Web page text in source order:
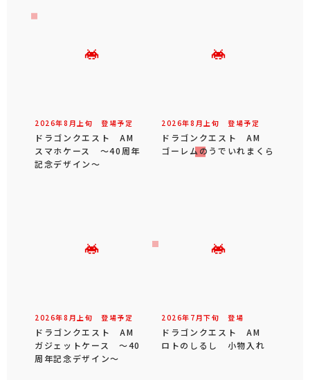
2026年8 月 上旬 登場予定
ドラゴンクエスト AM
スマホケース ～40周年
記念デザイン～
2026年8 月 上旬 登場予定
ドラゴンクエスト AM
ゴーレムのうでいれまくら
2026年8 月 上旬 登場予定
ドラゴンクエスト AM
ガジェットケース ～40
周年記念デザイン～
2026年 7 月下旬 登場
ドラゴンクエスト AM
ロトのしるし 小物入れ